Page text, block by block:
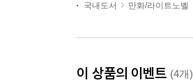
국내도서 만화/라이트노벨
이 상품의 이벤트 (4개)